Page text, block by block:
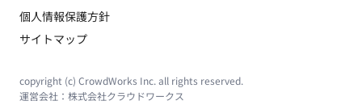
個人情報保護方針
サイトマップ
copyright (c) CrowdWorks Inc. all rights reserved.
運営会社： 株式会社クラウドワークス